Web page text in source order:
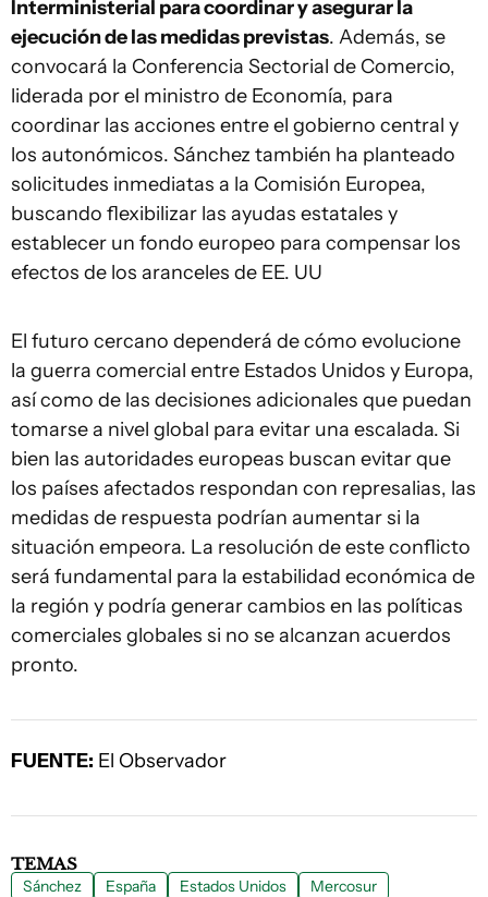
Interministerial para coordinar y asegurar la
ejecución de las medidas previstas. Además, se
convocará la Conferencia Sectorial de Comercio,
liderada por el ministro de Economía, para
coordinar las acciones entre el gobierno central y
los autonómicos. Sánchez también ha planteado
solicitudes inmediatas a la Comisión Europea,
buscando flexibilizar las ayudas estatales y
establecer un fondo europeo para compensar los
efectos de los aranceles de EE. UU
El futuro cercano dependerá de cómo evolucione
la guerra comercial entre Estados Unidos y Europa,
así como de las decisiones adicionales que puedan
tomarse a nivel global para evitar una escalada. Si
bien las autoridades europeas buscan evitar que
los países afectados respondan con represalias, las
medidas de respuesta podrían aumentar si la
situación empeora. La resolución de este conflicto
será fundamental para la estabilidad económica de
la región y podría generar cambios en las políticas
comerciales globales si no se alcanzan acuerdos
pronto.
FUENTE: El Observador
TEMAS
Sánchez España Estados Unidos
Mercosur